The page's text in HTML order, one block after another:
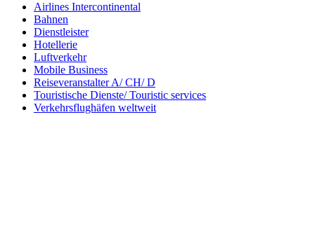
Airlines Intercontinental
Bahnen
Dienstleister
Hotellerie
Luftverkehr
Mobile Business
Reiseveranstalter A/ CH/ D
Touristische Dienste/ Touristic services
Verkehrsflughäfen weltweit